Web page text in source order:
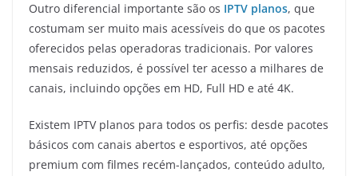
Outro diferencial importante são os IPTV planos, que
costumam ser muito mais acessíveis do que os pacotes
oferecidos pelas operadoras tradicionais. Por valores
mensais reduzidos, é possível ter acesso a milhares de
canais, incluindo opções em HD, Full HD e até 4K.
Existem IPTV planos para todos os perfis: desde pacotes
básicos com canais abertos e esportivos, até opções
premium com filmes recém-lançados, conteúdo adulto,